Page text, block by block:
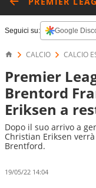
Seguici su: Google
CALCIO CALCIO
Premier
Brentord
Eriksen a
Dopo il suo arrivo a
Christian Eriksen
Brentford.
19/05/22 14:04